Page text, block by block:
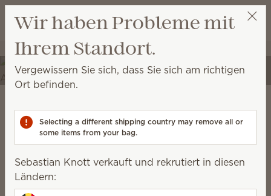
Wunschliste
Warenkorb
Sebastian Knott Party auswählen
Erleben Sie Ihren Raum
neu.
Verwandeln Sie Ihr Zuhause in einen Ort der
hochwertigen Düften.
Scentsy Warm
Wir haben Probleme mit
Ihrem Standort.
Vergewissern Sie sich, dass Sie sich am richtigen
Ort befinden.
Selecting a different shipping country may remove all or
some items from your bag.
Sebastian Knott verkauft und rekrutiert in diesen
Ländern: